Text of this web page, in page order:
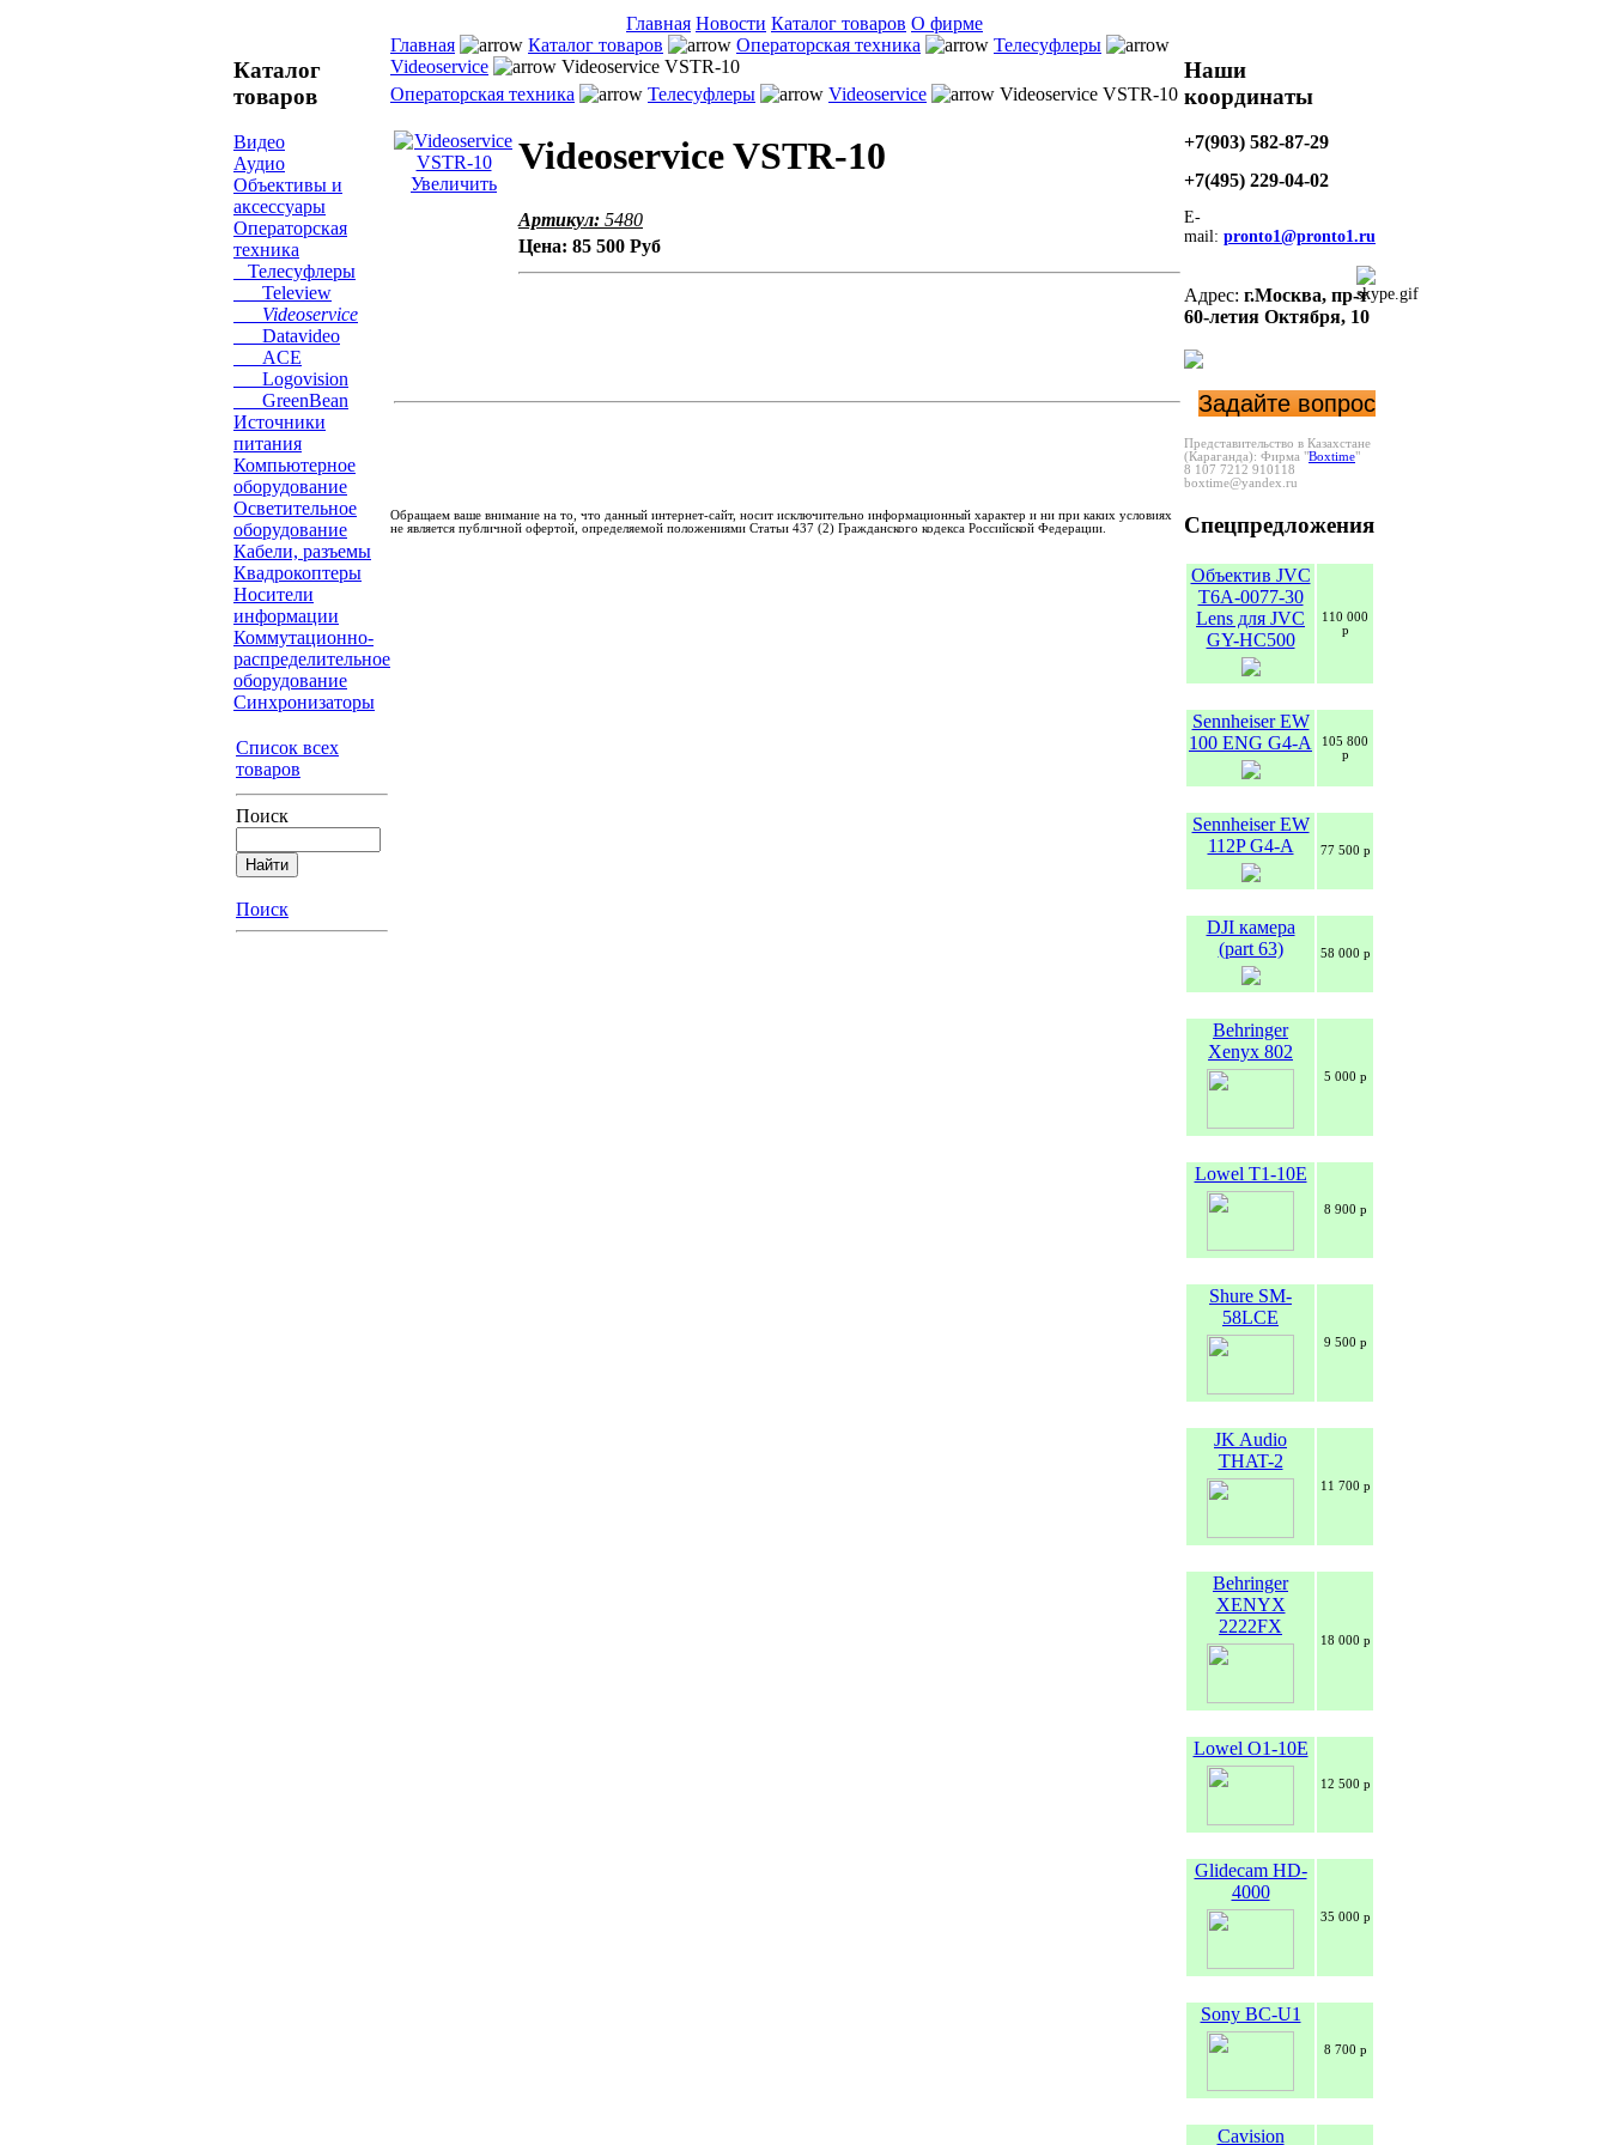
Главная Новости Каталог товаров О фирме
Каталог
товаров
Видео
Аудио
Объективы и
аксессуары
Операторская
техника
Телесуфлеры
Teleview
Videoservice
Datavideo
ACE
Logovision
GreenBean
Источники
питания
Компьютерное
оборудование
Осветительное
оборудование
Кабели, разъемы
Квадрокоптеры
Носители
информации
Коммутационно-
распределительное
оборудование
Синхронизаторы
Список всех
товаров
Поиск
Поиск
Главная Каталог товаров Операторская техника
Телесуфлеры
Videoservice
Videoservice VSTR-10
Операторская техника
Телесуфлеры Videoservice Videoservice VSTR-10
Увеличить
Videoservice VSTR-10
Артикул: 5480
Цена: 85 500 Руб
Обращаем ваше внимание на то, что данный интернет-сайт, носит исключительно информационный характер и ни при каких условиях
не является публичной офертой, определяемой положениями Статьи 437 (2) Гражданского кодекса Российской Федерации.
Наши
координаты
+7(903) 582-87-29
+7(495) 229-04-02
E-
mail: pronto1@pronto1.ru
Адрес: г.Москва, пр-т
60-летия Октября, 10
Задайте вопрос
Представительство в Казахстане
(Караганда): Фирма "Boxtime"
8 107 7212 910118
boxtime@yandex.ru
Спецпредложения
Объектив JVC
T6A-0077-30
Lens для JVC
GY-HC500
110 000
р
Sennheiser EW
100 ENG G4-A
105 800
р
Sennheiser EW
112P G4-A
77 500 р
DJI камера
(part 63)
58 000 р
Behringer
Xenyx 802
5 000 р
Lowel T1-10E
8 900 р
Shure SM-
58LCE
9 500 р
JK Audio
THAT-2
11 700 р
Behringer
XENYX
2222FX
18 000 р
Lowel O1-10E
12 500 р
Glidecam HD-
4000
35 000 р
Sony BC-U1
8 700 р
Cavision